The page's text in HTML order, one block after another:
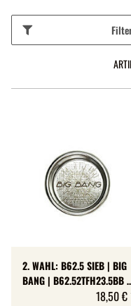
2. WAHL: B62.5 SIEB | BIG
BANG | B62.52TFH23.5BB |
16 BIS 18 GR | H 23,5 MM
18,50 €